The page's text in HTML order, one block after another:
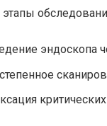
эндоскопа